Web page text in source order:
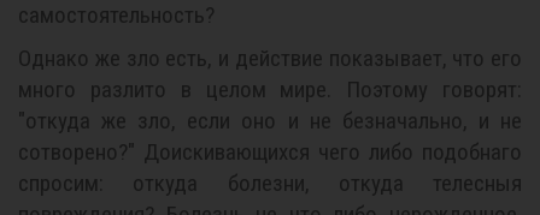
самостоятельность?
Однако же зло есть, и действие показывает, что его
много разлито в целом мире. Поэтому говорят:
"откуда же зло, если оно и не безначально, и не
сотворено?" Доискивающихся чего либо подобнаго
спросим: откуда болезни, откуда телесныя